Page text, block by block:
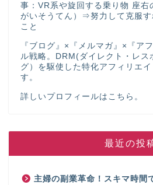
事：VR系や旋回する乗り物 座右
がいそうてん）⇒努力して克服す
こと
『ブログ』×『メルマガ』×『ア
ル戦略。DRM(ダイレクト・レス
グ）を駆使した特化アフィリエ
す。
詳しいプロフィールは こちら 。
最近の投
主婦の副業革命！スキマ時間